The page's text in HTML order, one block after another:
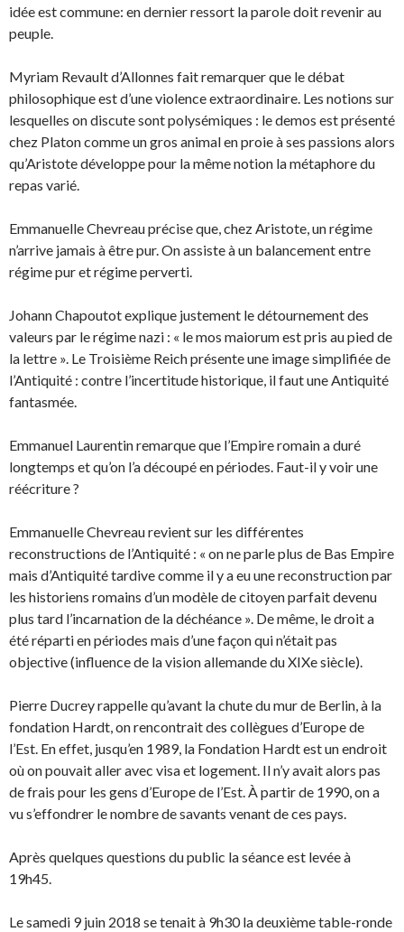
idée est commune: en dernier ressort la parole doit revenir au
peuple.
Myriam Revault d’Allonnes fait remarquer que le débat
philosophique est d’une violence extraordinaire. Les notions sur
lesquelles on discute sont polysémiques : le demos est présenté
chez Platon comme un gros animal en proie à ses passions alors
qu’Aristote développe pour la même notion la métaphore du
repas varié.
Emmanuelle Chevreau précise que, chez Aristote, un régime
n’arrive jamais à être pur. On assiste à un balancement entre
régime pur et régime perverti.
Johann Chapoutot explique justement le détournement des
valeurs par le régime nazi : « le mos maiorum est pris au pied de
la lettre ». Le Troisième Reich présente une image simplifiée de
l’Antiquité : contre l’incertitude historique, il faut une Antiquité
fantasmée.
Emmanuel Laurentin remarque que l’Empire romain a duré
longtemps et qu’on l’a découpé en périodes. Faut-il y voir une
réécriture ?
Emmanuelle Chevreau revient sur les différentes
reconstructions de l’Antiquité : « on ne parle plus de Bas Empire
mais d’Antiquité tardive comme il y a eu une reconstruction par
les historiens romains d’un modèle de citoyen parfait devenu
plus tard l’incarnation de la déchéance ». De même, le droit a
été réparti en périodes mais d’une façon qui n’était pas
objective (influence de la vision allemande du XIXe siècle).
Pierre Ducrey rappelle qu’avant la chute du mur de Berlin, à la
fondation Hardt, on rencontrait des collègues d’Europe de
l’Est. En effet, jusqu’en 1989, la Fondation Hardt est un endroit
où on pouvait aller avec visa et logement. Il n’y avait alors pas
de frais pour les gens d’Europe de l’Est. À partir de 1990, on a
vu s’effondrer le nombre de savants venant de ces pays.
Après quelques questions du public la séance est levée à
19h45.
Le samedi 9 juin 2018 se tenait à 9h30 la deuxième table-ronde